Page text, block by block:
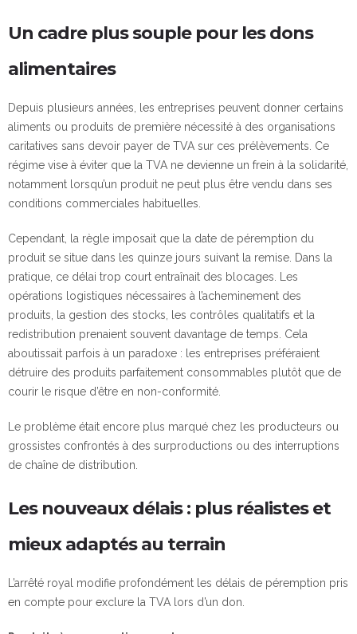
Un cadre plus souple pour les dons
alimentaires
Depuis plusieurs années, les entreprises peuvent donner certains
aliments ou produits de première nécessité à des organisations
caritatives sans devoir payer de TVA sur ces prélèvements. Ce
régime vise à éviter que la TVA ne devienne un frein à la solidarité,
notamment lorsqu’un produit ne peut plus être vendu dans ses
conditions commerciales habituelles.
Cependant, la règle imposait que la date de péremption du
produit se situe dans les quinze jours suivant la remise. Dans la
pratique, ce délai trop court entraînait des blocages. Les
opérations logistiques nécessaires à l’acheminement des
produits, la gestion des stocks, les contrôles qualitatifs et la
redistribution prenaient souvent davantage de temps. Cela
aboutissait parfois à un paradoxe : les entreprises préféraient
détruire des produits parfaitement consommables plutôt que de
courir le risque d’être en non-conformité.
Le problème était encore plus marqué chez les producteurs ou
grossistes confrontés à des surproductions ou des interruptions
de chaîne de distribution.
Les nouveaux délais : plus réalistes et
mieux adaptés au terrain
L’arrêté royal modifie profondément les délais de péremption pris
en compte pour exclure la TVA lors d’un don.